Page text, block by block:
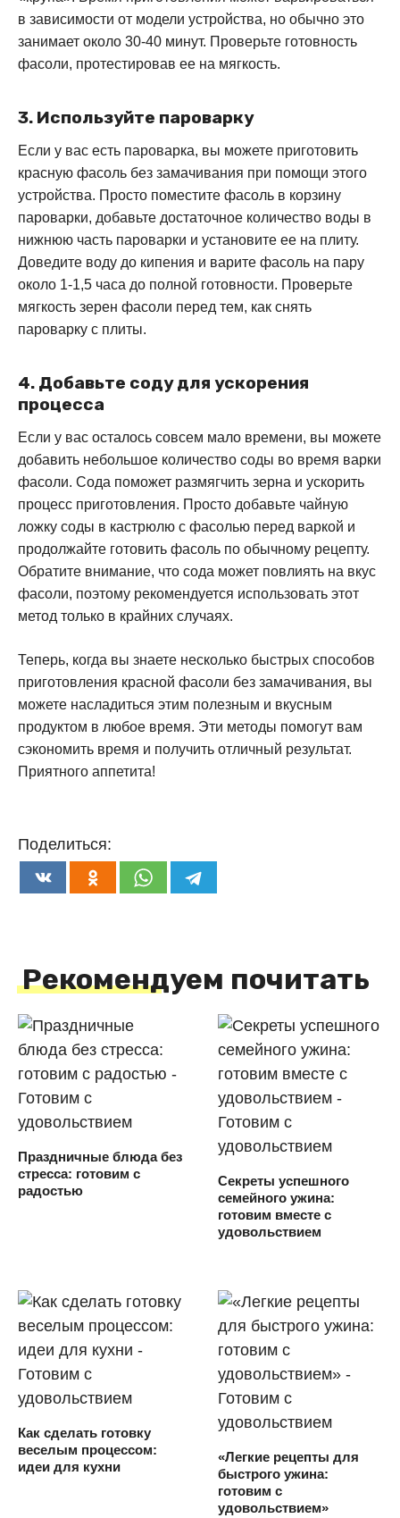
в зависимости от модели устройства, но обычно это
занимает около 30-40 минут. Проверьте готовность
фасоли, протестировав ее на мягкость.
3. Используйте пароварку
Если у вас есть пароварка, вы можете приготовить
красную фасоль без замачивания при помощи этого
устройства. Просто поместите фасоль в корзину
пароварки, добавьте достаточное количество воды в
нижнюю часть пароварки и установите ее на плиту.
Доведите воду до кипения и варите фасоль на пару
около 1-1,5 часа до полной готовности. Проверьте
мягкость зерен фасоли перед тем, как снять
пароварку с плиты.
4. Добавьте соду для ускорения
процесса
Если у вас осталось совсем мало времени, вы можете
добавить небольшое количество соды во время варки
фасоли. Сода поможет размягчить зерна и ускорить
процесс приготовления. Просто добавьте чайную
ложку соды в кастрюлю с фасолью перед варкой и
продолжайте готовить фасоль по обычному рецепту.
Обратите внимание, что сода может повлиять на вкус
фасоли, поэтому рекомендуется использовать этот
метод только в крайних случаях.
Теперь, когда вы знаете несколько быстрых способов
приготовления красной фасоли без замачивания, вы
можете насладиться этим полезным и вкусным
продуктом в любое время. Эти методы помогут вам
сэкономить время и получить отличный результат.
Приятного аппетита!
Поделиться:
Рекомендуем почитать
Праздничные блюда без
стресса: готовим с
радостью
Секреты успешного
семейного ужина:
готовим вместе с
удовольствием
Как сделать готовку
веселым процессом:
идеи для кухни
«Легкие рецепты для
быстрого ужина:
готовим с
удовольствием»